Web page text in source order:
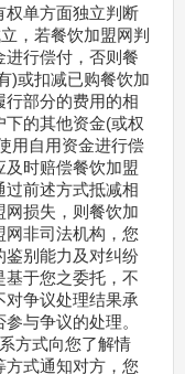
权单方面独立判断
，若餐饮加盟网判
进行偿付，否则餐
)或扣减已购餐饮加
行部分的费用的相
下的其他资金(或权
用自用资金进行偿
时赔偿餐饮加盟
过前述方式抵减相
网损失，则餐饮加
网非司法机构，您
鉴别能力及对纠纷
基于您之委托，不
争议处理结果承
与争议的处理。
方式向您了解情
式通知对方，您